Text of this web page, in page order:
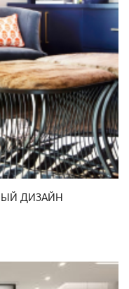
ДИЗАЙН